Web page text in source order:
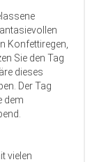
Konfettiregen,
Sie den Tag
dieses
Der Tag
dem
vielen